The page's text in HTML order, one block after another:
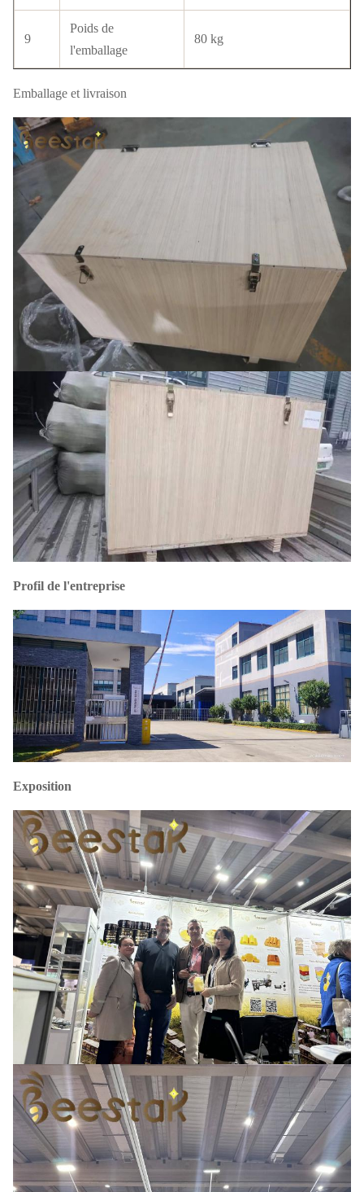
9
Poids de
l'emballage
80 kg
Emballage et livraison
Profil de l'entreprise
Exposition